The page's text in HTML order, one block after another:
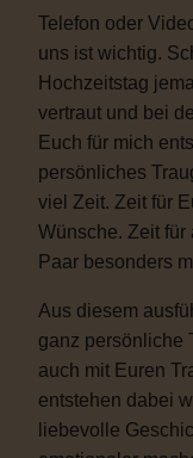
Telefon oder
uns ist wichtig.
Hochzeitstag
vertraut und bei
Euch für mich
persönliches
viel Zeit. Zeit für
Wünsche. Zeit
Paar besonders
Aus diesem
ganz persönliche
auch mit Euren
entstehen dabei
liebevolle